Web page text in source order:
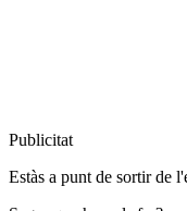
Publicitat
Estàs a punt de sortir de